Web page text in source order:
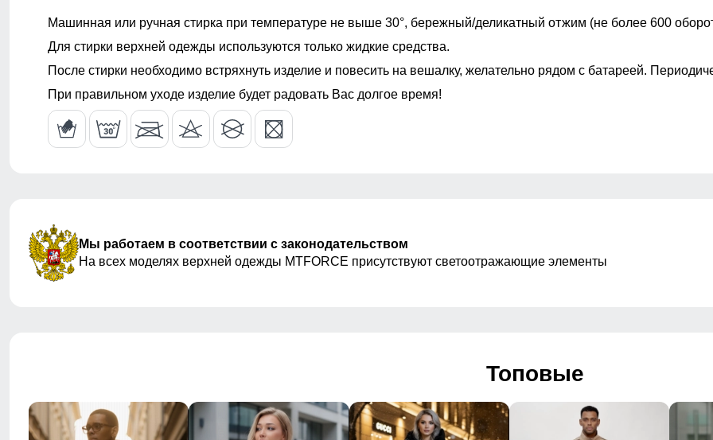
Тип рукава Длинный
Тип кармана Прорезной/Молния прорезиненная
Конструктивность
Тип посадки
Рисунок Надписи, Логотип, Однотонный, Светится в темноте
Машинная или ручная стирка при температуре не выше 30°, бережный/деликатный отжим (не более 600
Для стирки верхней одежды используются только жидкие средства.
После стирки необходимо встряхнуть изделие и повесить на вешалку, желательно рядом с батареей.
При правильном уходе изделие будет радовать Вас долгое время!
Мы работаем в соответствии с законодательством
На всех моделях верхней одежды MTFORCE присутствуют светоотражающие элементы
Топовые